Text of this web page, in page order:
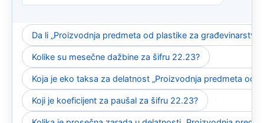
Da li „Proizvodnja predmeta od plastike za
Kolike su mesečne dažbine za šifru 22.23?
Koja je eko taksa za delatnost „Proizvodnja predmeta od
Koji je koeficijent za paušal za šifru 22.23?